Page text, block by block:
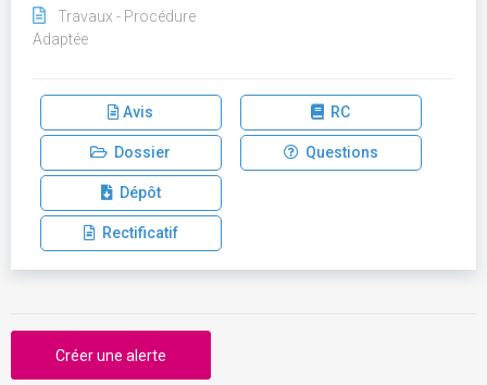
Travaux - Procédure
Adaptée
Avis RC
Dossier Questions
Dépôt
Rectificatif
Créer une alerte